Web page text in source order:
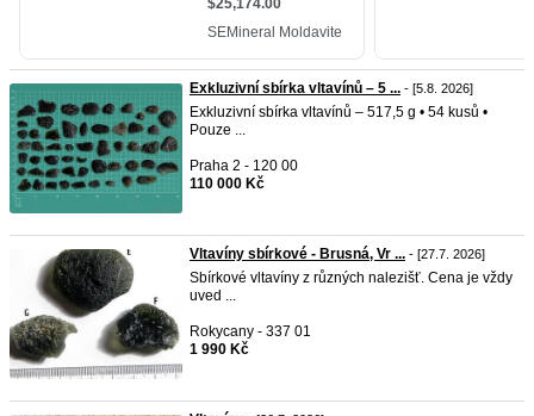
Exkluzivní sbírka vltavínů – 5 ... - [5.8. 2026]
Exkluzivní sbírka vltavínů – 517,5 g • 54 kusů •
Pouze ...
Praha 2 - 120 00
110 000 Kč
Vltavíny sbírkové - Brusná, Vr ... - [27.7. 2026]
Sbírkové vltavíny z různých nalezišť. Cena je vždy
uved ...
Rokycany - 337 01
1 990 Kč